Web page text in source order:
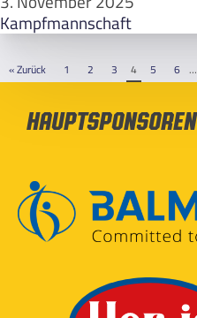
Kampfmannschaft
« Zurück 1 2 3 4 5 6 …
Hauptsponsoren